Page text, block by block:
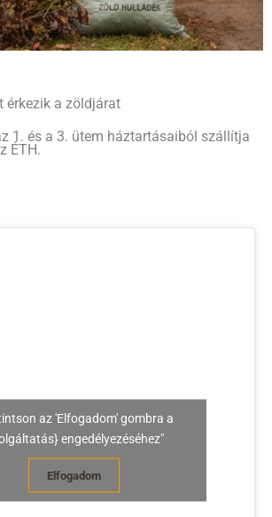
érkezik a zöldjárat
1. és a 3. ütem háztartásaiból szállítja
ÉTH.
az 'Elfogadom' gombra a
engedélyezéséhez"
Elfogadom